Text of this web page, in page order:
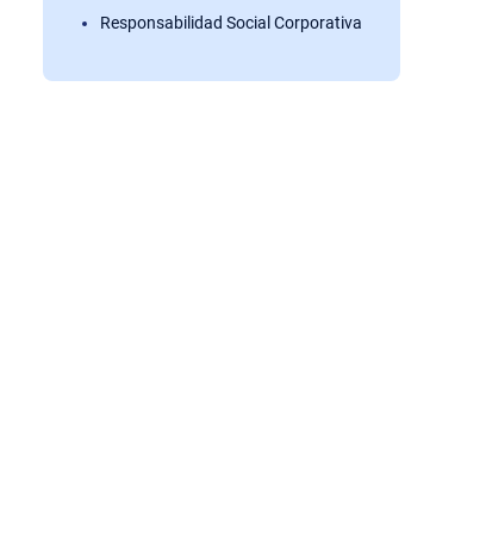
Responsabilidad Social Corporativa